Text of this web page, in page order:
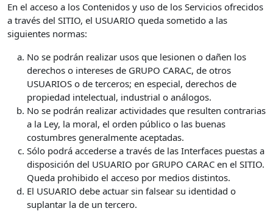
En el acceso a los Contenidos y uso de los Servicios ofrecidos
a través del SITIO, el USUARIO queda sometido a las
siguientes normas:
No se podrán realizar usos que lesionen o dañen los
derechos o intereses de GRUPO CARAC, de otros
USUARIOS o de terceros; en especial, derechos de
propiedad intelectual, industrial o análogos.
No se podrán realizar actividades que resulten contrarias
a la Ley, la moral, el orden público o las buenas
costumbres generalmente aceptadas.
Sólo podrá accederse a través de las Interfaces puestas a
disposición del USUARIO por GRUPO CARAC en el SITIO.
Queda prohibido el acceso por medios distintos.
El USUARIO debe actuar sin falsear su identidad o
suplantar la de un tercero.